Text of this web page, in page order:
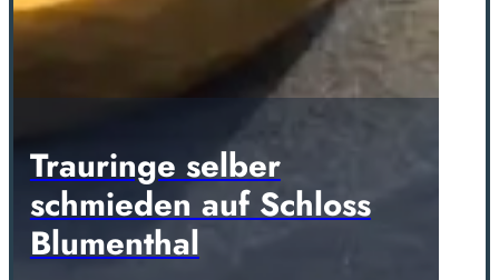
Trauringe selber
schmieden auf Schloss
Blumenthal